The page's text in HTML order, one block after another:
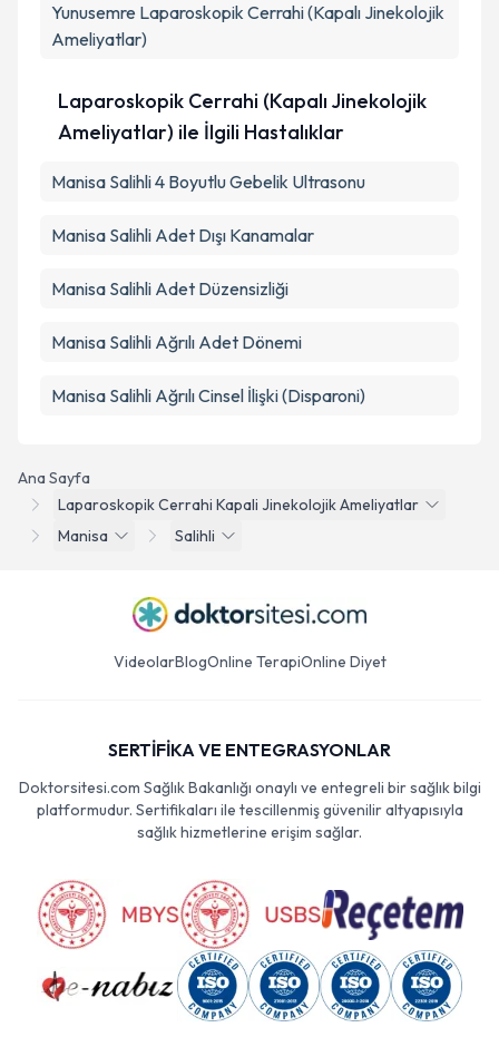
Ana Sayfa
Laparoskopik Cerrahi Kapali Jinekolojik Ameliyatlar
Manisa
Salihli
Yunusemre Laparoskopik Cerrahi (Kapalı Jinekolojik
Ameliyatlar)
Laparoskopik Cerrahi (Kapalı Jinekolojik
Ameliyatlar) ile İlgili Hastalıklar
Manisa Salihli 4 Boyutlu Gebelik Ultrasonu
Manisa Salihli Adet Dışı Kanamalar
Manisa Salihli Adet Düzensizliği
Manisa Salihli Ağrılı Adet Dönemi
Manisa Salihli Ağrılı Cinsel İlişki (Disparoni)
VideolarBlogOnline TerapiOnline Diyet
SERTİFİKA VE ENTEGRASYONLAR
Doktorsitesi.com Sağlık Bakanlığı onaylı ve entegreli bir sağlık bilgi
platformudur. Sertifikaları ile tescillenmiş güvenilir altyapısıyla
sağlık hizmetlerine erişim sağlar.